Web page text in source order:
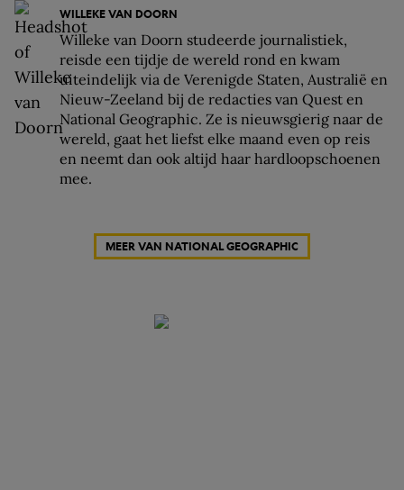
WILLEKE VAN DOORN
Willeke van Doorn studeerde journalistiek,
reisde een tijdje de wereld rond en kwam
uiteindelijk via de Verenigde Staten, Australië en
Nieuw-Zeeland bij de redacties van Quest en
National Geographic. Ze is nieuwsgierig naar de
wereld, gaat het liefst elke maand even op reis
en neemt dan ook altijd haar hardloopschoenen
mee.
MEER VAN NATIONAL GEOGRAPHIC